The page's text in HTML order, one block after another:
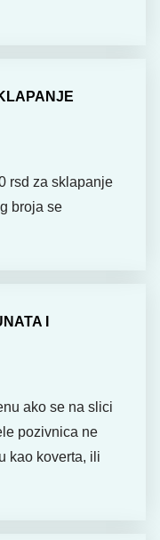
rsd za sklapanje
broja se
I
ako se na slici
pozivnica ne
kao koverta, ili